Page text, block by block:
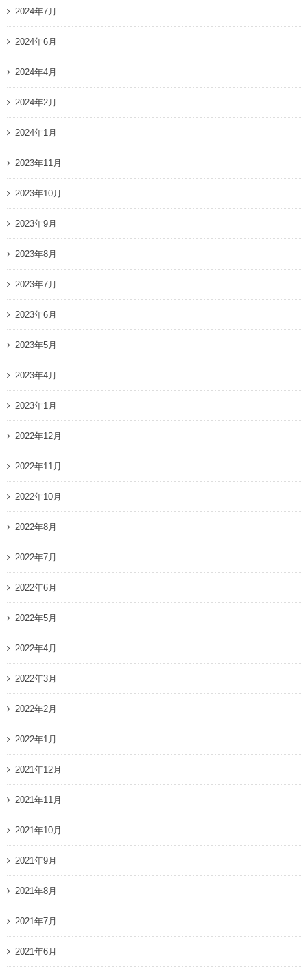
2024年7月
2024年6月
2024年4月
2024年2月
2024年1月
2023年11月
2023年10月
2023年9月
2023年8月
2023年7月
2023年6月
2023年5月
2023年4月
2023年1月
2022年12月
2022年11月
2022年10月
2022年8月
2022年7月
2022年6月
2022年5月
2022年4月
2022年3月
2022年2月
2022年1月
2021年12月
2021年11月
2021年10月
2021年9月
2021年8月
2021年7月
2021年6月